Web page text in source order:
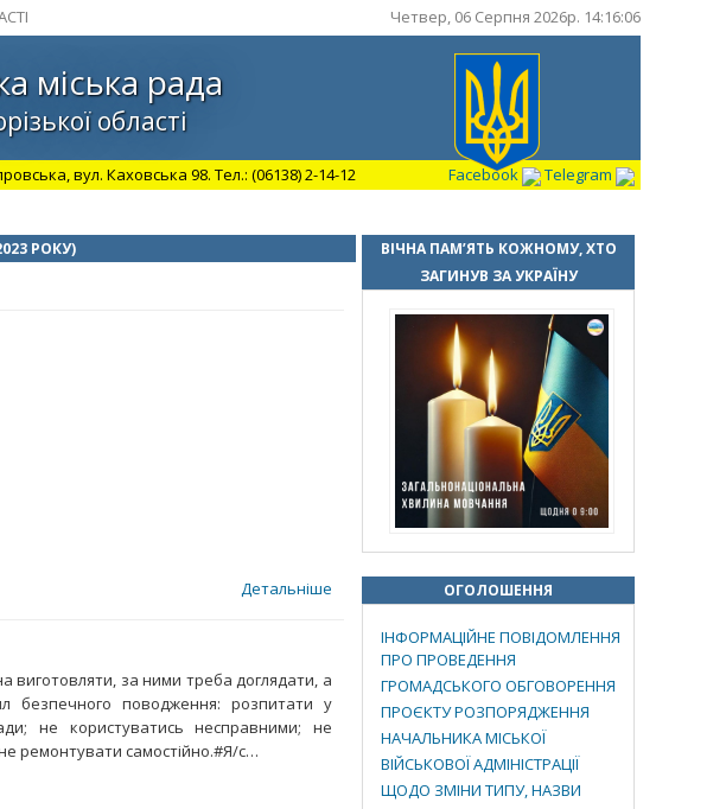
Четвер, 06 Серпня 2026р. 14:16:07
міська рада
області
вул. Каховська 98. Тел.: (06138) 2-14-12 Facebook
Telegram
РОКУ)
Детальніше
виготовляти, за ними треба доглядати, а
безпечного поводження: розпитати у
не користуватись несправними; не
ремонтувати самостійно.#Я/с…
ВІЧНА ПАМ’ЯТЬ КОЖНОМУ, ХТО
ЗАГИНУВ ЗА УКРАЇНУ
ОГОЛОШЕННЯ
ІНФОРМАЦІЙНЕ ПОВІДОМЛЕННЯ
ПРО ПРОВЕДЕННЯ
ГРОМАДСЬКОГО ОБГОВОРЕННЯ
ПРОЄКТУ РОЗПОРЯДЖЕННЯ
НАЧАЛЬНИКА МІСЬКОЇ
ВІЙСЬКОВОЇ АДМІНІСТРАЦІЇ
ЩОДО ЗМІНИ ТИПУ, НАЗВИ